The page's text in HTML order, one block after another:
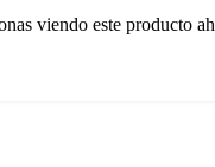
viendo este producto